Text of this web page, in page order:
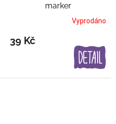
marker
Vyprodáno
39 Kč